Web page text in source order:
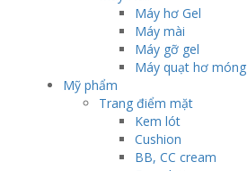
Máy hơ Gel
Máy mài
Máy gỡ gel
Máy quạt hơ móng
Mỹ phẩm
Trang điểm mặt
Kem lót
Cushion
BB, CC cream